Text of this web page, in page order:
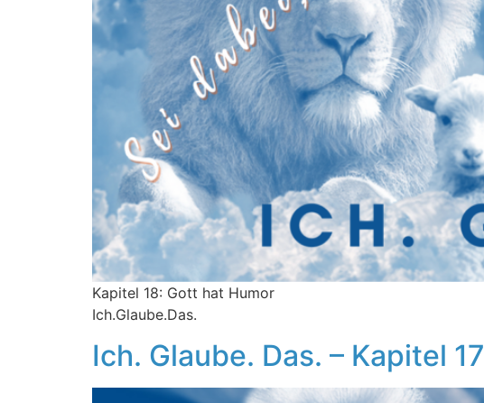
Kapitel 18: Gott hat Humor
Ich.Glaube.Das.
Ich. Glaube. Das. – Kapitel 17